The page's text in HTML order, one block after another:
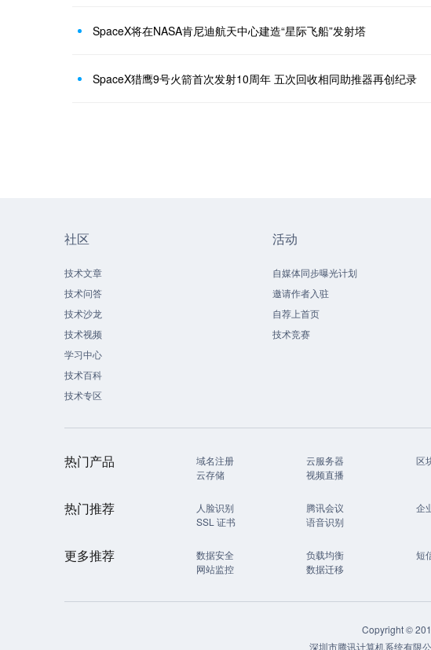
SpaceX将在NASA肯尼迪航天中心建造“星际飞船”发射塔
SpaceX猎鹰9号火箭首次发射10周年 五次回收相同助推器再创纪录
社区
技术文章
技术问答
技术沙龙
技术视频
学习中心
技术百科
技术专区
活动
自媒体同步曝光计划
邀请作者入驻
自荐上首页
技术竞赛
热门产品 域名注册 云服务器 区
云存储
视频直播
热门推荐 人脸识别 腾讯会议 企
SSL 证书
语音识别
更多推荐 数据安全 负载均衡 短
网站监控
数据迁移
Copyright ©
深圳市腾讯计算机系统有限